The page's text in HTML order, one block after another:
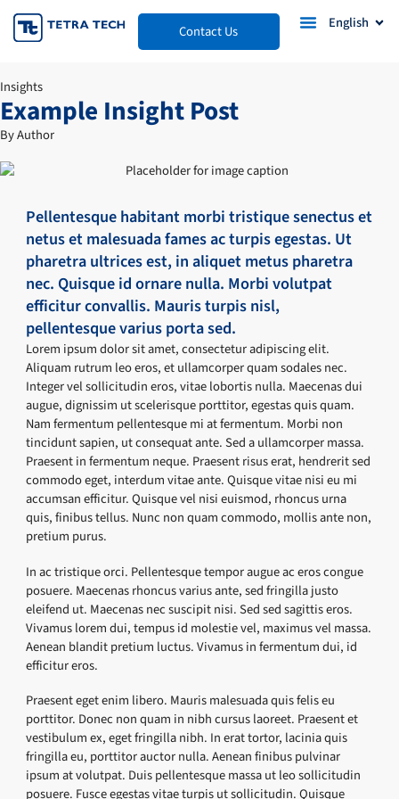
Skip
to
Contact Us English
Insights
Example Insight Post
By Author
Pellentesque habitant morbi tristique senectus et
netus et malesuada fames ac turpis egestas. Ut
pharetra ultrices est, in aliquet metus pharetra
nec. Quisque id ornare nulla. Morbi volutpat
efficitur convallis. Mauris turpis nisl,
pellentesque varius porta sed.
Lorem ipsum dolor sit amet, consectetur adipiscing elit.
Aliquam rutrum leo eros, et ullamcorper quam sodales nec.
Integer vel sollicitudin eros, vitae lobortis nulla. Maecenas dui
augue, dignissim ut scelerisque porttitor, egestas quis quam.
Nam fermentum pellentesque mi at fermentum. Morbi non
tincidunt sapien, ut consequat ante. Sed a ullamcorper massa.
Praesent in fermentum neque. Praesent risus erat, hendrerit sed
commodo eget, interdum vitae ante. Quisque vitae nisi eu mi
accumsan efficitur. Quisque vel nisi euismod, rhoncus urna
quis, finibus tellus. Nunc non quam commodo, mollis ante non,
pretium purus.
In ac tristique orci. Pellentesque tempor augue ac eros congue
posuere. Maecenas rhoncus varius ante, sed fringilla justo
eleifend ut. Maecenas nec suscipit nisi. Sed sed sagittis eros.
Vivamus lorem dui, tempus id molestie vel, maximus vel massa.
Aenean blandit pretium luctus. Vivamus in fermentum dui, id
efficitur eros.
Praesent eget enim libero. Mauris malesuada quis felis eu
porttitor. Donec non quam in nibh cursus laoreet. Praesent et
vestibulum ex, eget fringilla nibh. In erat tortor, lacinia quis
fringilla eu, porttitor auctor nulla. Aenean finibus pulvinar
ipsum at volutpat. Duis pellentesque massa ut leo sollicitudin
posuere. Fusce egestas vitae turpis ut sollicitudin. Quisque